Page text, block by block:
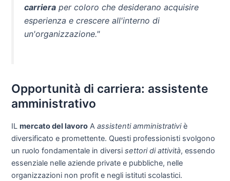
carriera per coloro che desiderano acquisire
esperienza e crescere all'interno di
un'organizzazione."
Opportunità di carriera: assistente
amministrativo
ILmercato del lavoro Aassistenti amministrativiè
diversificato e promettente. Questi professionisti svolgono
un ruolo fondamentale in diversisettori di attività, essendo
essenziale nelle aziende private e pubbliche, nelle
organizzazioni non profit e negli istituti scolastici.